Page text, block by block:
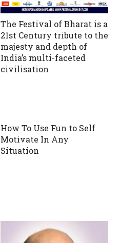
The Festival of Bharat is a
21st Century tribute to the
majesty and depth of
India’s multi-faceted
civilisation
How To Use Fun to Self
Motivate In Any
Situation